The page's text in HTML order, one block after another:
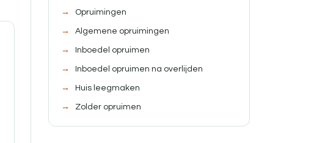
Opruimingen
Algemene opruimingen
Inboedel opruimen
Inboedel opruimen na overlijden
Huis leegmaken
Zolder opruimen